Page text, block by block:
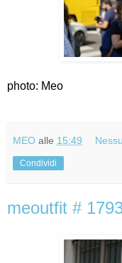
photo: Meo
MEO alle 15:49
Condividi
meoutfit #